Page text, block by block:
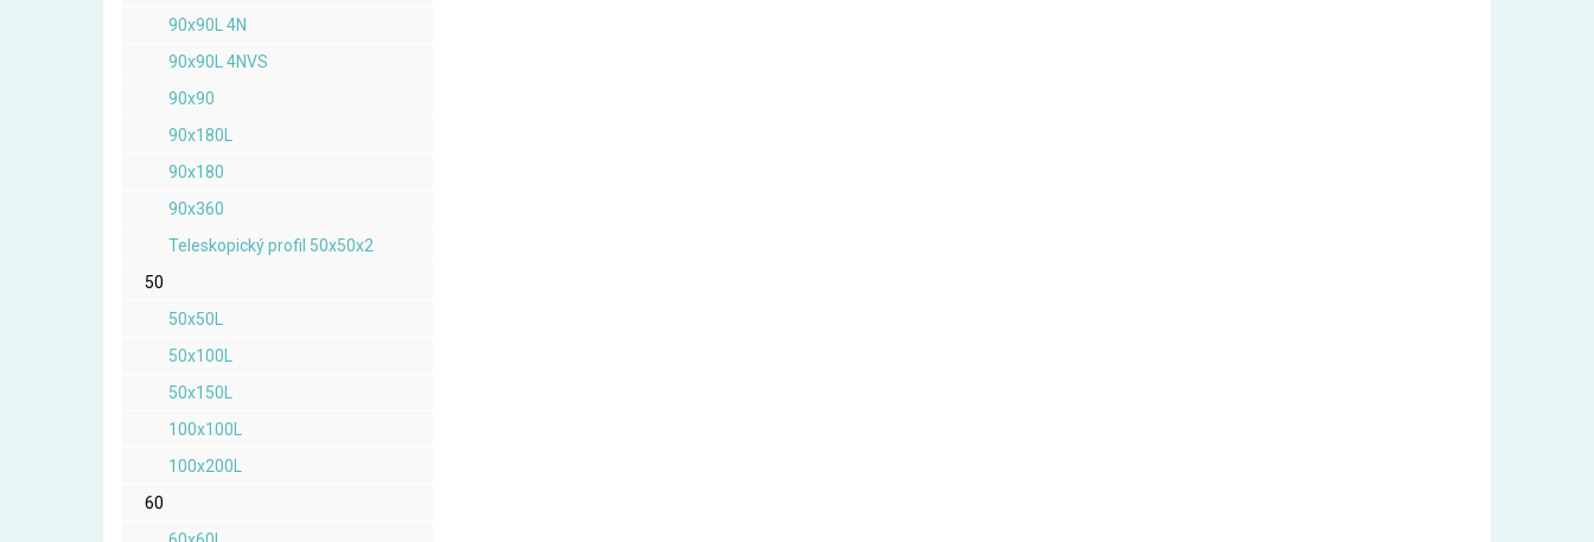
90x90L 4N
90x90L 4NVS
90x90
90x180L
90x180
90x360
Teleskopický profil 50x50x2
50
50x50L
50x100L
50x150L
100x100L
100x200L
60